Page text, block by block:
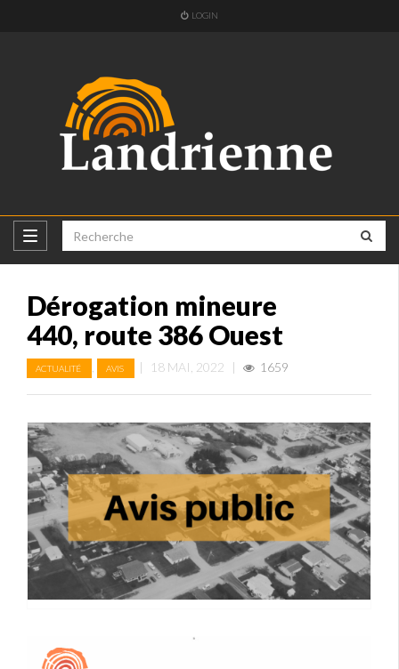
LOGIN
Dérogation mineure
440, route 386 Ouest
ACTUALITÉ AVIS | 18 MAI, 2022 | 1659